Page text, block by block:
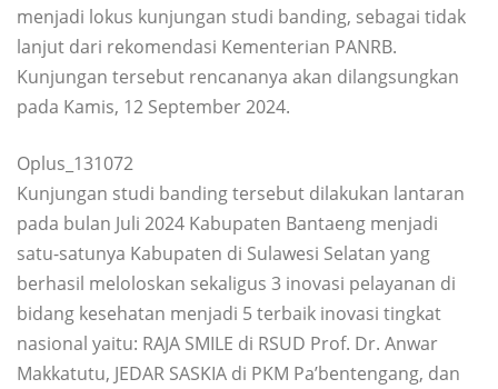
menjadi lokus kunjungan studi banding, sebagai tidak
lanjut dari rekomendasi Kementerian PANRB.
Kunjungan tersebut rencananya akan dilangsungkan
pada Kamis, 12 September 2024.
Oplus_131072
Kunjungan studi banding tersebut dilakukan lantaran
pada bulan Juli 2024 Kabupaten Bantaeng menjadi
satu-satunya Kabupaten di Sulawesi Selatan yang
berhasil meloloskan sekaligus 3 inovasi pelayanan di
bidang kesehatan menjadi 5 terbaik inovasi tingkat
nasional yaitu: RAJA SMILE di RSUD Prof. Dr. Anwar
Makkatutu, JEDAR SASKIA di PKM Pa’bentengang, dan